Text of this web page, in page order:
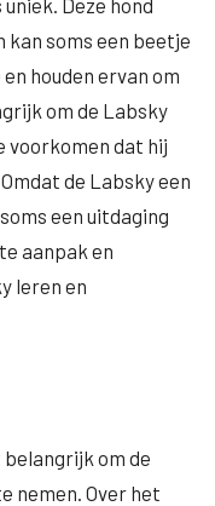
Deze hond
soms een beetje
houden ervan om
om de Labsky
voorkomen dat hij
de Labsky een
een uitdaging
aanpak en
leren en
om de
nemen. Over het